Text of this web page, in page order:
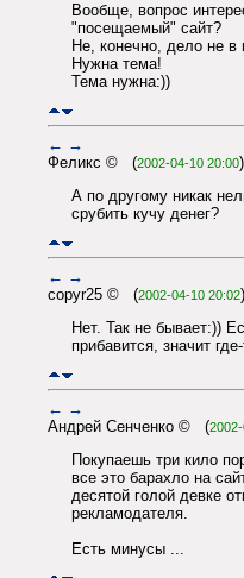
Вообще, вопрос
"посещаемый" сайт?
Не, конечно, дело не в
Нужна тема!
Тема нужна:))
← →
Феликс © (2002-04-10 20:00)
А по другому никак
срубить кучу денег?
← →
copyr25 © (2002-04-10 20:02)
Нет. Так не бывает:))
прибавится, значит
← →
Андрей Сенченко © (
Покупаешь три кило
все это барахло на
десятой голой девке
рекламодателя.
Есть минусы ...